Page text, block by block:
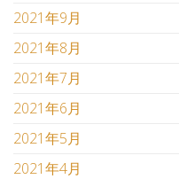
2021年9月
2021年8月
2021年7月
2021年6月
2021年5月
2021年4月